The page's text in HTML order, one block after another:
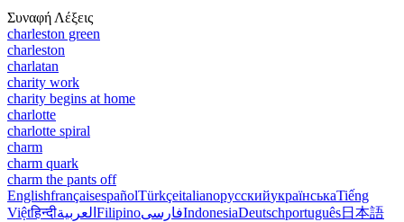
Συναφή Λέξεις
charleston green
charleston
charlatan
charity work
charity begins at home
charlotte
charlotte spiral
charm
charm quark
charm the pants off
EnglishfrançaisespañolTürkçeitalianoрусскийукраїнськаTiếng
Việtहिन्दीالعربية FilipinoفارسیIndonesiaDeutschportuguês日本語